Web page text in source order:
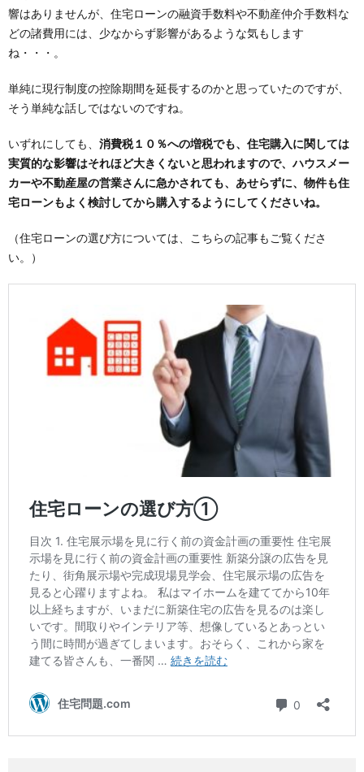
響はありませんが、住宅ローンの融資手数料や不動産仲介手数料な
どの諸費用には、少なからず影響があるような気もします
ね・・・。
単純に現行制度の控除期間を延長するのかと思っていたのですが、
そう単純な話しではないのですね。
いずれにしても、 消費税１０％への増税でも、住宅購入に関しては
実質的な影響はそれほど大きくないと思われますので、ハウスメー
カーや不動産屋の営業さんに急かされても、あせらずに、物件も住
宅ローンもよく検討してから購入するようにしてくださいね。
（住宅ローンの選び方については、こちらの記事もご覧くださ
い。）